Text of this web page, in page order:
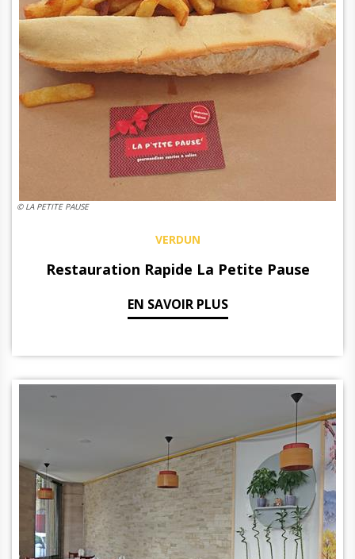
© LA PETITE PAUSE
VERDUN
Restauration Rapide La Petite Pause
EN SAVOIR PLUS